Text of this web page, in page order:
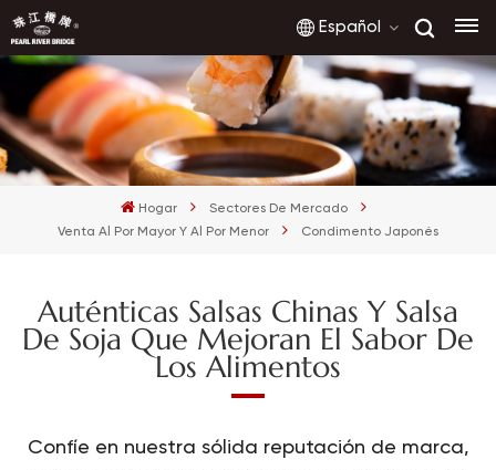
Español
English
français
русский
العربية
Hogar
Sectores De Mercado
Venta Al Por Mayor Y Al Por Menor
Condimento Japonés
Auténticas Salsas Chinas Y Salsa
De Soja Que Mejoran El Sabor De
Los Alimentos
Confíe en nuestra sólida reputación de marca,